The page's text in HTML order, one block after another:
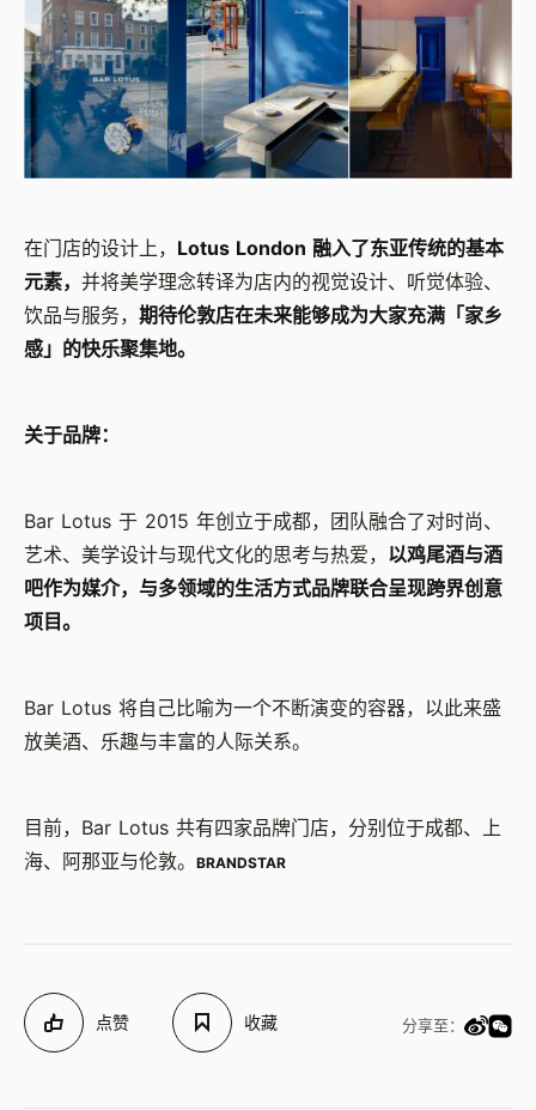
在门店的设计上， Lotus London 融入了东亚传统的基本
元素， 并将美学理念转译为店内的视觉设计、听觉体验、
饮品与服务， 期待伦敦店在未来能够成为大家充满「家乡
感」的快乐聚集地。
关于品牌：
Bar Lotus 于 2015 年创立于成都，团队融合了对时尚、
艺术、美学设计与现代文化的思考与热爱， 以鸡尾酒与酒
吧作为媒介，与多领域的⽣活⽅式品牌联合呈现跨界创意
项⽬。
Bar Lotus 将自己比喻为⼀个不断演变的容器，以此来盛
放美酒、乐趣与丰富的⼈际关系。
目前，Bar Lotus 共有四家品牌门店，分别位于成都、上
海、阿那亚与伦敦。
BRANDSTAR
点赞 收藏 分享至：